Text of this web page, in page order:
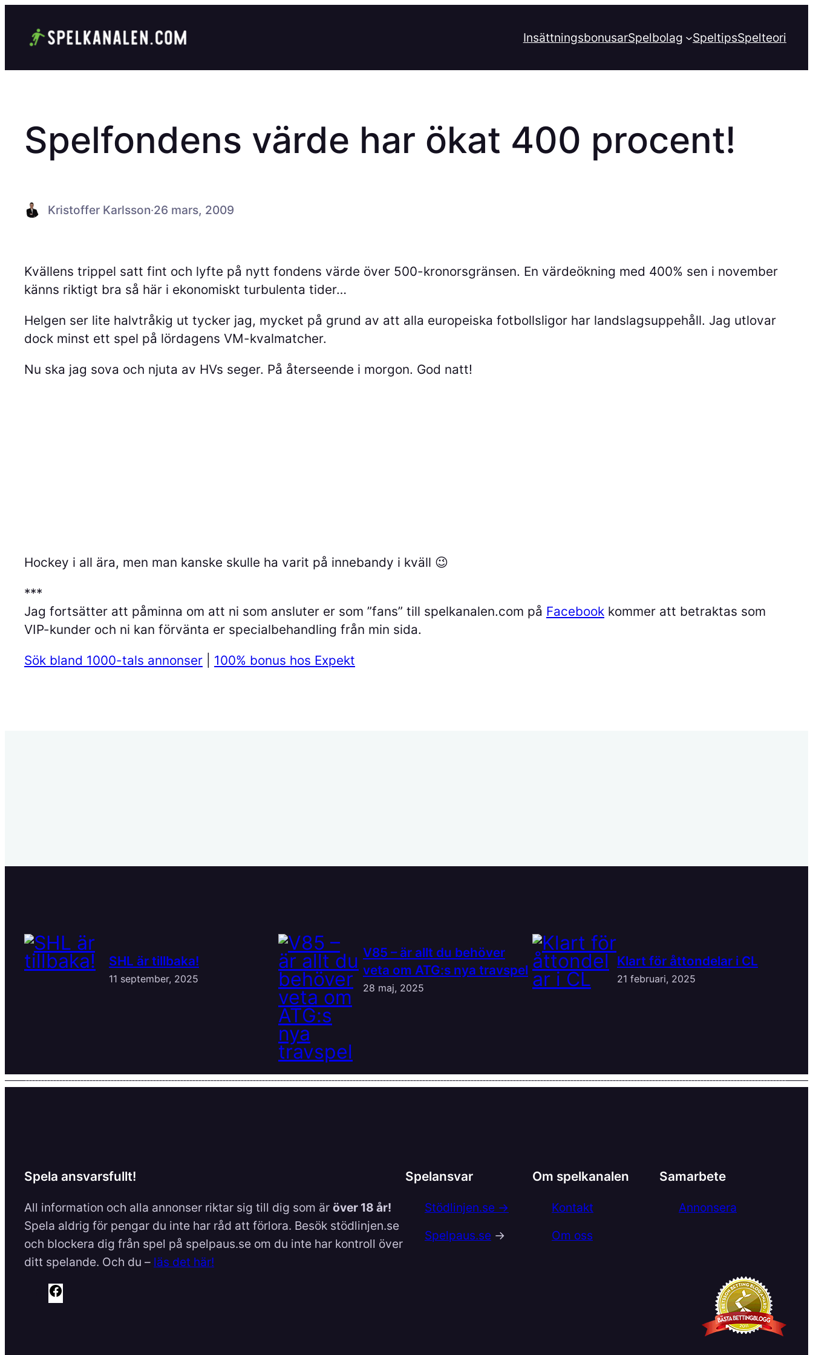
innehåll
InsättningsbonusarSpelbolag SpeltipsSpelteori
Spelfondens värde har ökat 400 procent!
Kristoffer Karlsson·26 mars, 2009
Kvällens trippel satt fint och lyfte på nytt fondens värde över 500-kronorsgränsen. En värdeökning med 400% sen i november
känns riktigt bra så här i ekonomiskt turbulenta tider…
Helgen ser lite halvtråkig ut tycker jag, mycket på grund av att alla europeiska fotbollsligor har landslagsuppehåll. Jag utlovar
dock minst ett spel på lördagens VM-kvalmatcher.
Nu ska jag sova och njuta av HVs seger. På återseende i morgon. God natt!
Hockey i all ära, men man kanske skulle ha varit på innebandy i kväll 😉
***
Jag fortsätter att påminna om att ni som ansluter er som ”fans” till spelkanalen.com på Facebook kommer att betraktas som
VIP-kunder och ni kan förvänta er specialbehandling från min sida.
Sök bland 1000-tals annonser 100% bonus hos Expekt
SHL är tillbaka!
11 september, 2025
V85 – är allt du behöver
veta om ATG:s nya travspel
28 maj, 2025
Klart för åttondelar i CL
21 februari, 2025
Spela ansvarsfullt!
All information och alla annonser riktar sig till dig som är över 18 år!
Spela aldrig för pengar du inte har råd att förlora. Besök stödlinjen.se
och blockera dig från spel på spelpaus.se om du inte har kontroll över
ditt spelande. Och du – läs det här!
Spelansvar
Stödlinjen.se →
Spelpaus.se →
Om spelkanalen
Kontakt
Om oss
Samarbete
Annonsera